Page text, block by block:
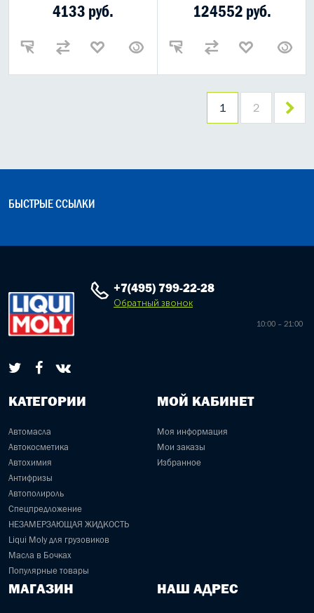
4133 руб. 124552 руб.
1 2
БЫСТРЫЕ ССЫЛКИ
+7(495) 799-22-28
Обратный звонок
10:00 – 21:00
КАТЕГОРИИ
Автомасла
Автокосметика
Автохимия
Антифризы
Автополироль
Спецпредложение
НЕЗАМЕРЗАЮЩАЯ ЖИДКОСТЬ
Liqui Moly для грузовиков
Масла в Бочках
Популярные товары
МОЙ КАБИНЕТ
Моя информация
Мои заказы
Избранное
МАГАЗИН НАШ АДРЕС